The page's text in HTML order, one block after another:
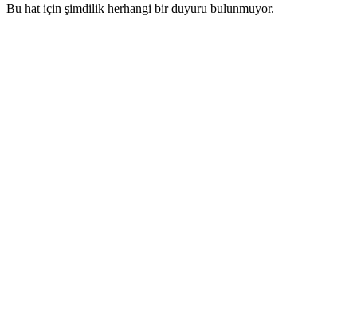
Bu hat için şimdilik herhangi bir duyuru bulunmuyor.